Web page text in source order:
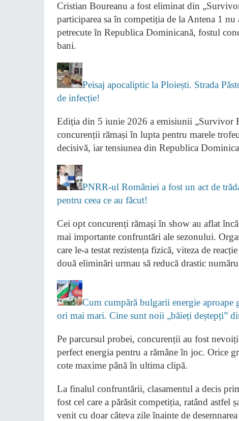
Cristian Boureanu a fost eliminat din
participarea sa în competiția de la Antena 1
petrecute în Republica Dominicană, fostul
bani.
Peisaj apocaliptic la Ploiești. Strada
de infecție!
Ediția din 5 iunie 2026 a emisiunii „Survivor
concurenții rămași în lupta pentru marele
decisivă, iar tensiunea din Republica
PNRR-ul României a fost un act de
pentru ceea ce au făcut!
Cei opt concurenți rămași în show au aflat
mai importante confruntări ale sezonului.
care le-a testat rezistența fizică, viteza de
două eliminări urmau să reducă drastic
Cum cumpără bulgarii energie
ori mai mari. Cine sunt noii „băieți deștepți”
Pe parcursul probei, concurenții au fost
perfect energia pentru a rămâne în joc. Orice
cote maxime până în ultima clipă.
La finalul confruntării, clasamentul a decis
fost cel care a părăsit competiția, ratând astfel
venit cu doar câteva zile înainte de